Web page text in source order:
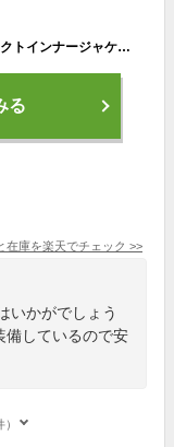
コミネ プロテクター SK-833 ウインタープロテクトインナージャケット KOMINE 04-833 秋冬
る
在庫を楽天でチェック >>
いかがでしょう
備しているので安